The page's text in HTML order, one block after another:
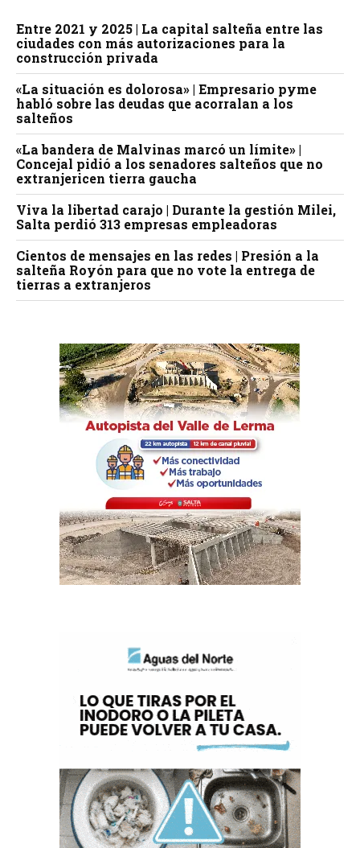
Entre 2021 y 2025 | La capital salteña entre las
ciudades con más autorizaciones para la
construcción privada
«La situación es dolorosa» | Empresario pyme
habló sobre las deudas que acorralan a los
salteños
«La bandera de Malvinas marcó un límite» |
Concejal pidió a los senadores salteños que no
extranjericen tierra gaucha
Viva la libertad carajo | Durante la gestión Milei,
Salta perdió 313 empresas empleadoras
Cientos de mensajes en las redes | Presión a la
salteña Royón para que no vote la entrega de
tierras a extranjeros